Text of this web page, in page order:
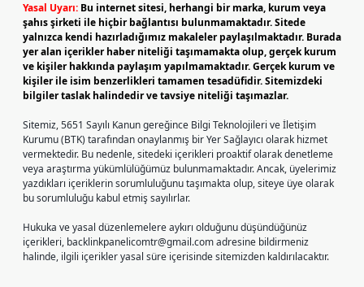
Yasal Uyarı: Bu internet sitesi, herhangi bir marka, kurum veya
şahıs şirketi ile hiçbir bağlantısı bulunmamaktadır. Sitede
yalnızca kendi hazırladığımız makaleler paylaşılmaktadır. Burada
yer alan içerikler haber niteliği taşımamakta olup, gerçek kurum
ve kişiler hakkında paylaşım yapılmamaktadır. Gerçek kurum ve
kişiler ile isim benzerlikleri tamamen tesadüfidir. Sitemizdeki
bilgiler taslak halindedir ve tavsiye niteliği taşımazlar.
Sitemiz, 5651 Sayılı Kanun gereğince Bilgi Teknolojileri ve İletişim
Kurumu (BTK) tarafından onaylanmış bir Yer Sağlayıcı olarak hizmet
vermektedir. Bu nedenle, sitedeki içerikleri proaktif olarak denetleme
veya araştırma yükümlülüğümüz bulunmamaktadır. Ancak, üyelerimiz
yazdıkları içeriklerin sorumluluğunu taşımakta olup, siteye üye olarak
bu sorumluluğu kabul etmiş sayılırlar.
Hukuka ve yasal düzenlemelere aykırı olduğunu düşündüğünüz
içerikleri, backlinkpanelicomtr@gmail.comadresine bildirmeniz
halinde, ilgili içerikler yasal süre içerisinde sitemizden kaldırılacaktır.